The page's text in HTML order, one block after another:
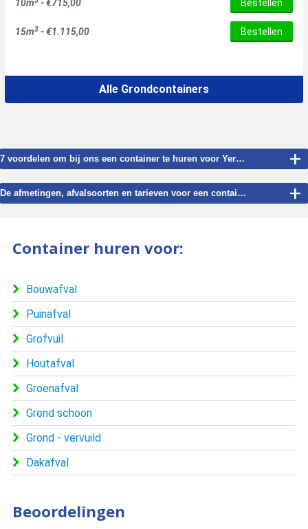
10m -€715,00 Bestellen
15m3 -€1.115,00 Bestellen
Alle Grondcontainers
7 voordelen om bij ons een container te huren voor Yerseke. +
De afmetingen, afvalsoorten en tarieven voor een container te huren in Yerseke. +
Container huren voor:
Bouwafval
Puinafval
Grofvuil
Houtafval
Groenafval
Grond schoon
Grond - vervuild
Dakafval
Beoordelingen